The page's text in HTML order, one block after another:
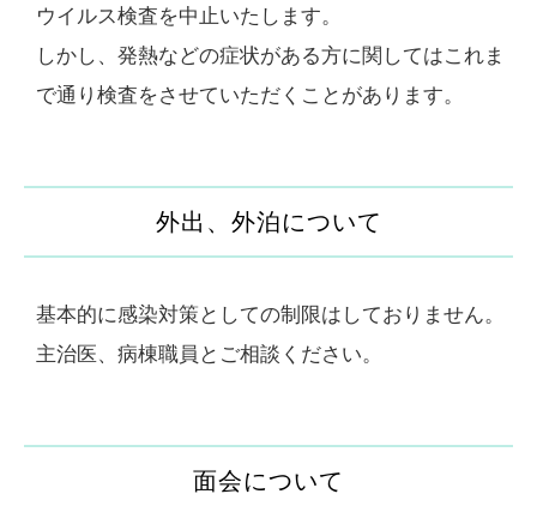
ウイルス検査を中止いたします。
しかし、発熱などの症状がある方に関してはこれま
で通り検査をさせていただくことがあります。
外出、外泊について
基本的に感染対策としての制限はしておりません。
主治医、病棟職員とご相談ください。
面会について